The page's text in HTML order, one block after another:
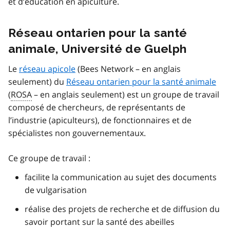
Réseau ontarien pour la santé
animale, Université de Guelph
Le réseau apicole(Bees Network – en anglais
seulement) du Réseau ontarien pour la santé animale
(ROSA– en anglais seulement) est un groupe de travail
composé de chercheurs, de représentants de
l’industrie (apiculteurs), de fonctionnaires et de
spécialistes non gouvernementaux.
Ce groupe de travail :
facilite la communication au sujet des documents
de vulgarisation
réalise des projets de recherche et de diffusion du
savoir portant sur la santé des abeilles